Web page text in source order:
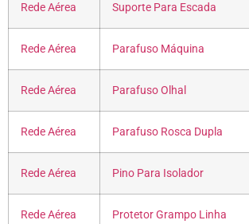
Rede Aérea Suporte Para Escada
Rede Aérea Parafuso Máquina
Rede Aérea Parafuso Olhal
Rede Aérea Parafuso Rosca Dupla
Rede Aérea Pino Para Isolador
Rede Aérea
Protetor Grampo Linha